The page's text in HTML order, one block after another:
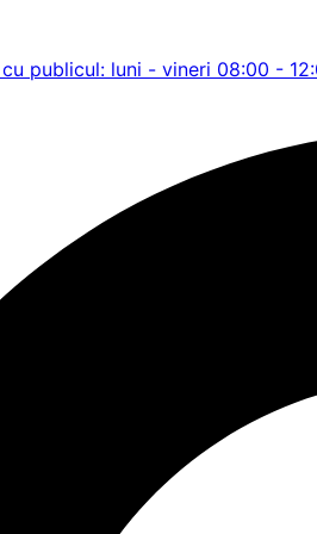
publicul: luni - vineri 08:00 -